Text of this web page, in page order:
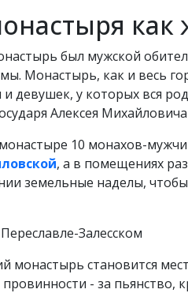
как
был мужской
Монастырь, как и весь
девушек, у которых вся
Алексея
10 монахов-
, а в помещениях
земельные наделы,
монастырь становится
- за пьянство,